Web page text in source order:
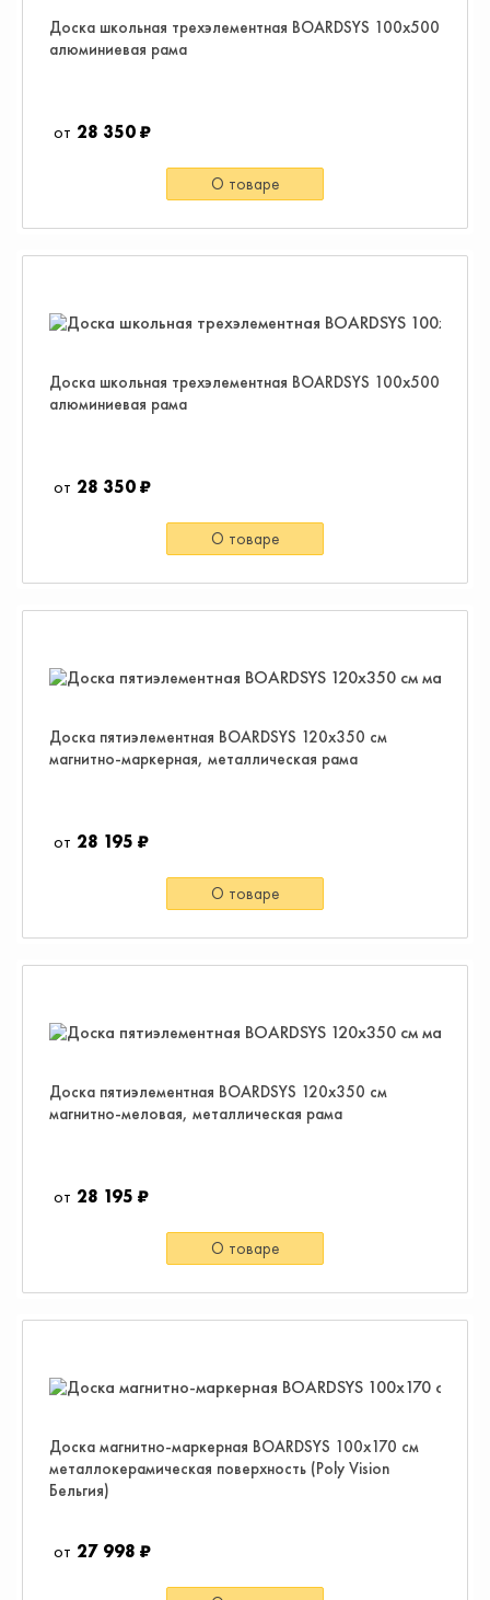
Доска школьная трехэлементная BOARDSYS 100x500
алюминиевая рама
28 350 ₽
О товаре
Доска школьная трехэлементная BOARDSYS 100x500
алюминиевая рама
28 350 ₽
О товаре
Доска пятиэлементная BOARDSYS 120х350 см
магнитно-маркерная, металлическая рама
28 195 ₽
О товаре
Доска пятиэлементная BOARDSYS 120х350 см
магнитно-меловая, металлическая рама
28 195 ₽
О товаре
Доска магнитно-маркерная BOARDSYS 100х170 см
металлокерамическая поверхность (Poly Vision
Бельгия)
27 998 ₽